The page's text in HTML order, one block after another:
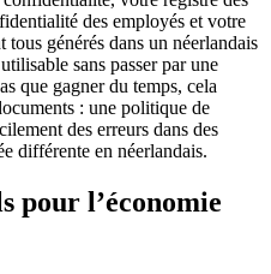
des employés et votre
générés dans un néerlandais
sans passer par une
que gagner du temps, cela
: une politique de
des erreurs dans des
différente en néerlandais.
pour l’économie